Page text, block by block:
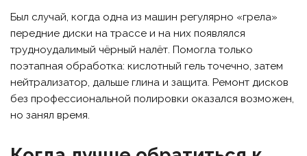
Был случай, когда одна из машин регулярно «грела»
передние диски на трассе и на них появлялся
трудноудалимый чёрный налёт. Помогла только
поэтапная обработка: кислотный гель точечно, затем
нейтрализатор, дальше глина и защита. Ремонт дисков
без профессиональной полировки оказался возможен,
но занял время.